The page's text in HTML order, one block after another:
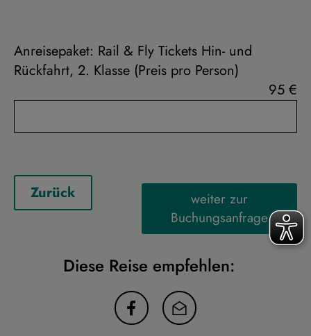
Anreisepaket: Rail & Fly Tickets Hin- und
Rückfahrt, 2. Klasse (Preis pro Person)
95 €
Zurück
weiter zur
Buchungsanfrage
Diese Reise empfehlen: